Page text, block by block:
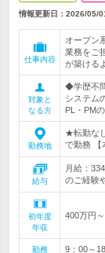
情報更新日：2026/05/
仕事内容
オープン
業務をご
が築ける
対象と
なる方
◆学歴不
システム
PL・PM
勤務地
★転勤な
で勤務 【
給与
月給：
のご経験
初年度
年収
400万円
勤務 9：00～